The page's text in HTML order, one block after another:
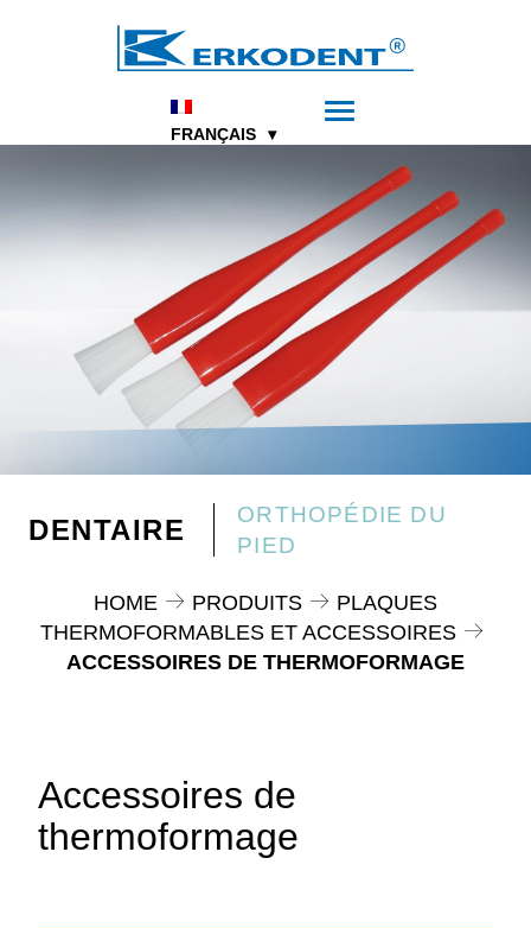
FRANÇAIS
DENTAIRE
ORTHOPÉDIE DU
PIED
HOME PRODUITS
PLAQUES
THERMOFORMABLES ET ACCESSOIRES
ACCESSOIRES DE THERMOFORMAGE
Accessoires de
thermoformage